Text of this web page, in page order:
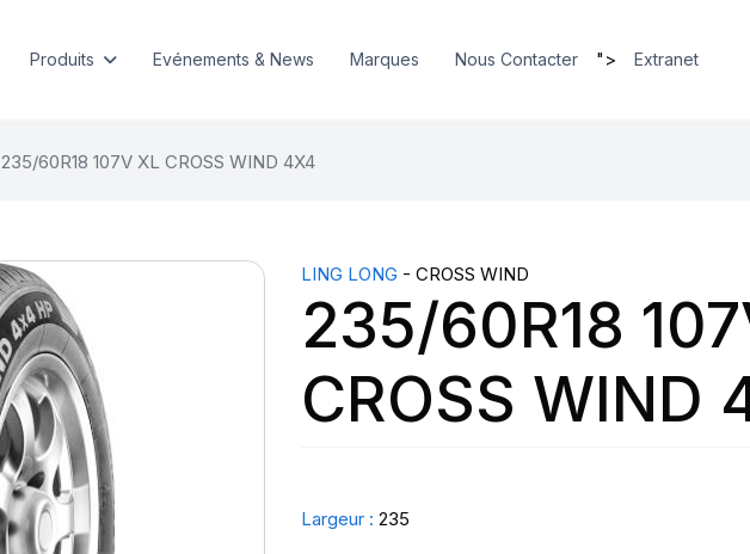
Produits Evénements & News Marques Nous Contacter "> Extranet
235/60R18 107V XL CROSS WIND 4X4
LING LONG - CROSS WIND
235/60R18
CROSS WIND
Largeur : 235